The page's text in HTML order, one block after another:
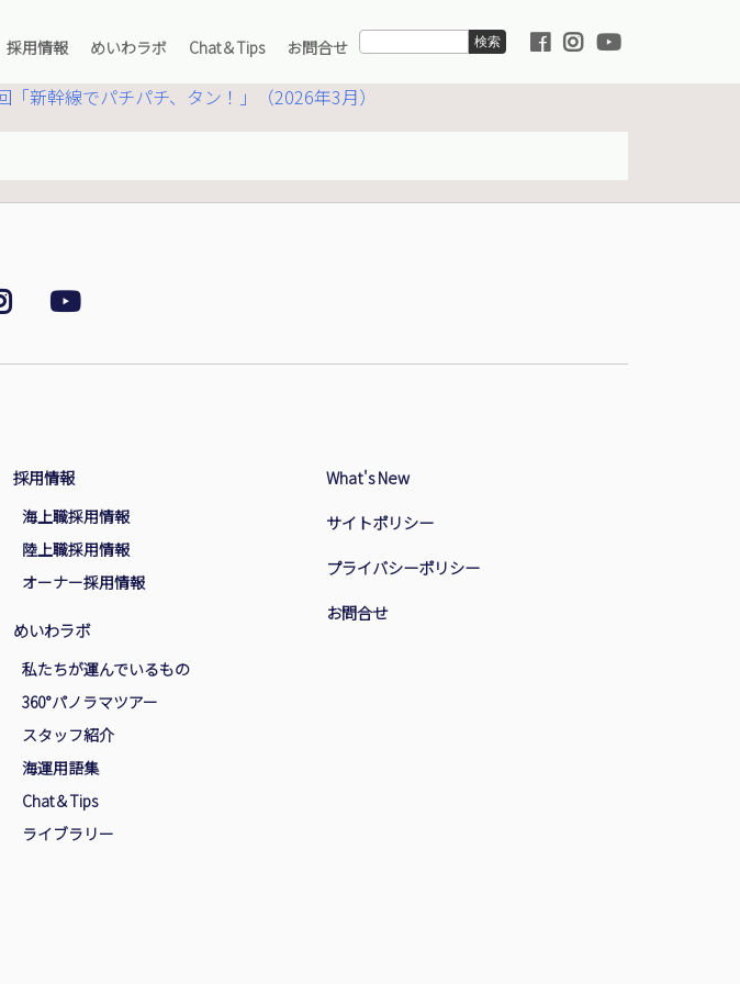
メッセージ 企業理念
主要輸送品目
ケミカル海上輸送サービス
安全への取り組み 環境への取り組み
採用情報
海上職採用情報 陸上職採用情報
めいわラボ
いるもの
アー
私たちが運んでいるもの
360°パノラマツアー
Chat＆Tips お問合せ
「新幹線でパチパチ、タン！」（2026年3月）
採用情報
海上職採用情報
陸上職採用情報
オーナー採用情報
めいわラボ
私たちが運んでいるもの
360°パノラマツアー
スタッフ紹介
海運用語集
Chat＆Tips
ライブラリー
What's New
サイトポリシー
プライバシーポリシー
お問合せ